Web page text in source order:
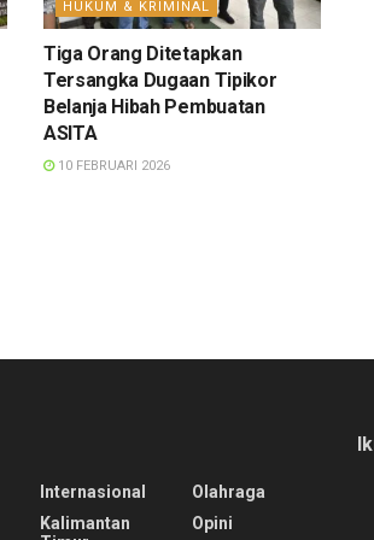
HUKUM & KRIMINAL
Tiga Orang Ditetapkan
Tersangka Dugaan Tipikor
Belanja Hibah Pembuatan
ASITA
10 FEBRUARI 2026
Internasional
Kalimantan
Olahraga
Opini